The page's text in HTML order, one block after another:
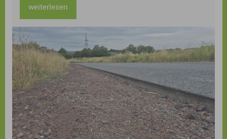
Gerhardt, Lucinde Hutzenlaub, Ursula Kollritsch und
Stefan Kuhlmann und Uwe Henkhaus lesen aus ihren
neuesten Büchern, Workshops zu den Themen
Kreatives Schreiben, Drucken, Gestalten von
Buchschnitten und zur Verbindung von Erzählen in Wort
und Bild und Urban Sketch Walks laden zum Mitmachen
ein. Eine Bühne mit einem „Mikrofon für alle“ bietet
originelle Stimmen und auch einige besondere
Überraschungsgäste, bei Lyrik zum Pflücken kann man
neue Lieblingsgedichte finden und eigene
Lieblingsgedichte eintauschen, für Kinder und
Jugendliche wird ein tolles Programm mit Workshops
weiterlesen